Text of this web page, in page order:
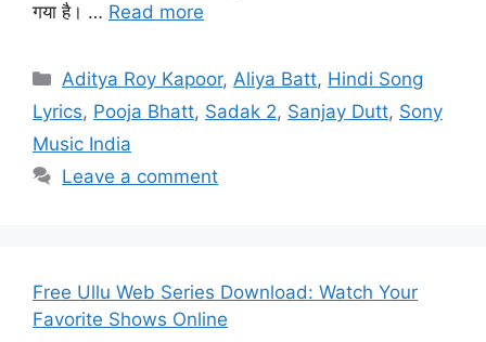
गया है। … Read more
Categories
Aditya Roy Kapoor,Aliya Batt, Hindi Song
Lyrics, Pooja Bhatt, Sadak 2, Sanjay Dutt, Sony
Music India
Leave a comment
Free Ullu Web Series Download: Watch Your
Favorite Shows Online